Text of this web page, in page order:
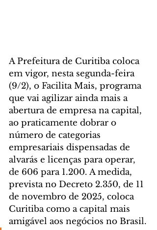
A Prefeitura de Curitiba coloca
em vigor, nesta segunda-feira
(9/2), o Facilita Mais, programa
que vai agilizar ainda mais a
abertura de empresa na capital,
ao praticamente dobrar o
número de categorias
empresariais dispensadas de
alvarás e licenças para operar,
de 606 para 1.200. A medida,
prevista no Decreto 2.350, de 11
de novembro de 2025, coloca
Curitiba como a capital mais
amigável aos negócios no Brasil.